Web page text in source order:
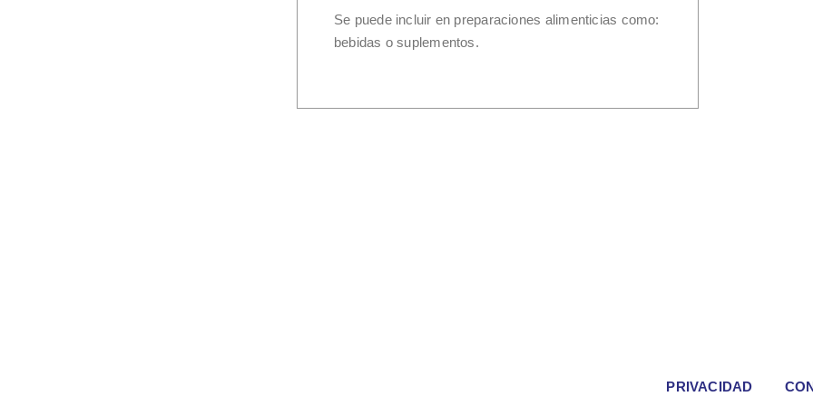
Se puede incluir en preparaciones alimenticias como:
bebidas o suplementos.
PRIVACIDAD